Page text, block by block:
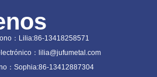
：Lilia:86-13418258571
：lilia@jufumetal.com
：Sophia:86-13412887304